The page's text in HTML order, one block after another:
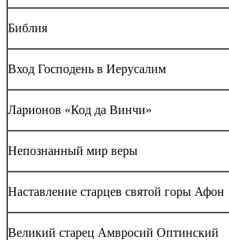
Библия
Вход Господень в Иерусалим
Ларионов «Код да Винчи»
Непознанный мир веры
Наставление старцев святой горы Афон
Великий старец Амвросий Оптинский